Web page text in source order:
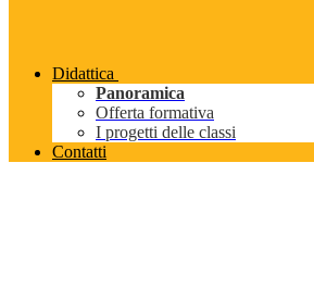
Didattica
Panoramica
Offerta formativa
I progetti delle classi
Contatti